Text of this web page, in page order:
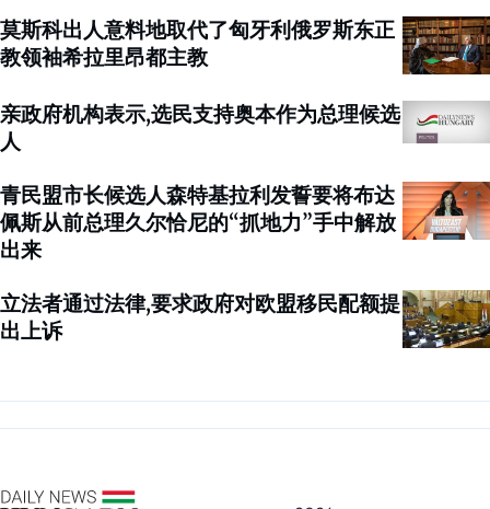
莫斯科出人意料地取代了匈牙利俄罗斯东正
教领袖希拉里昂都主教
亲政府机构表示,选民支持奥本作为总理候选
人
青民盟市长候选人森特基拉利发誓要将布达
佩斯从前总理久尔恰尼的“抓地力”手中解放
出来
立法者通过法律,要求政府对欧盟移民配额提
出上诉